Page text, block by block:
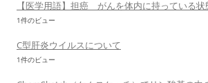
【医学用語】担癌 がんを体内に持っている状
1件のビュー
C型肝炎ウイルスについて
1件のビュー